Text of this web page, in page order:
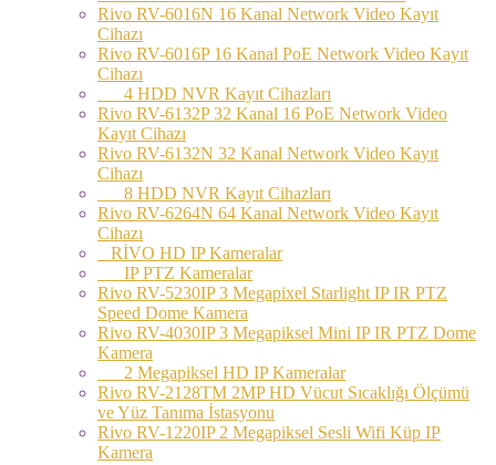
Rivo RV-6016N 16 Kanal Network Video Kayıt
Cihazı
Rivo RV-6016P 16 Kanal PoE Network Video Kayıt
Cihazı
4 HDD NVR Kayıt Cihazları
Rivo RV-6132P 32 Kanal 16 PoE Network Video
Kayıt Cihazı
Rivo RV-6132N 32 Kanal Network Video Kayıt
Cihazı
8 HDD NVR Kayıt Cihazları
Rivo RV-6264N 64 Kanal Network Video Kayıt
Cihazı
RİVO HD IP Kameralar
IP PTZ Kameralar
Rivo RV-5230IP 3 Megapixel Starlight IP IR PTZ
Speed Dome Kamera
Rivo RV-4030IP 3 Megapiksel Mini IP IR PTZ Dome
Kamera
2 Megapiksel HD IP Kameralar
Rivo RV-2128TM 2MP HD Vücut Sıcaklığı Ölçümü
ve Yüz Tanıma İstasyonu
Rivo RV-1220IP 2 Megapiksel Sesli Wifi Küp IP
Kamera